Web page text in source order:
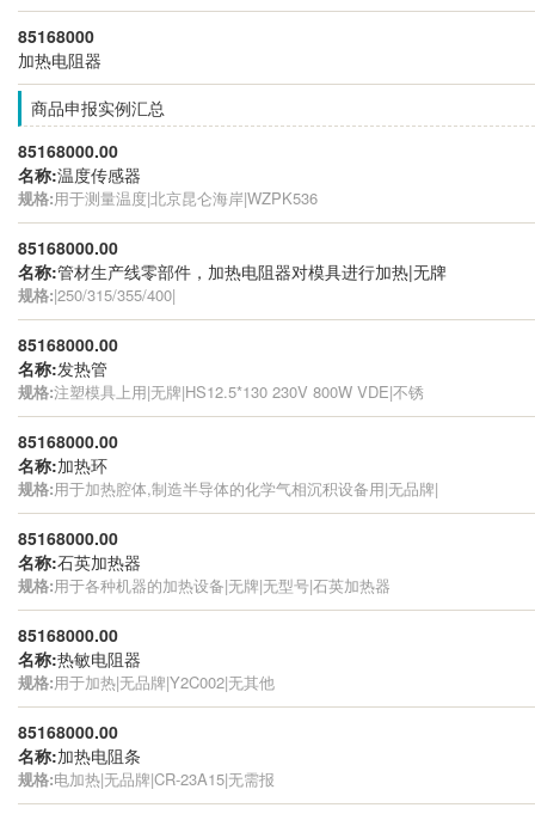
85168000
加热电阻器
商品申报实例汇总
85168000.00
名称:温度传感器
规格:用于测量温度|北京昆仑海岸|WZPK536
85168000.00
名称:管材生产线零部件，加热电阻器对模具进行加热|无牌
规格:|250/315/355/400|
85168000.00
名称:发热管
规格:注塑模具上用|无牌|HS12.5*130 230V 800W VDE|不锈
85168000.00
名称:加热环
规格:用于加热腔体,制造半导体的化学气相沉积设备用|无品牌|
85168000.00
名称:石英加热器
规格:用于各种机器的加热设备|无牌|无型号|石英加热器
85168000.00
名称:热敏电阻器
规格:用于加热|无品牌|Y2C002|无其他
85168000.00
名称:加热电阻条
规格:电加热|无品牌|CR-23A15|无需报